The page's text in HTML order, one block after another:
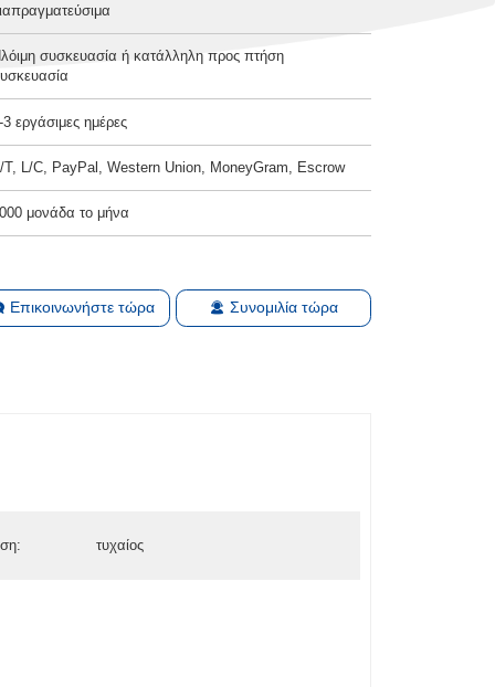
συσκευασία ή κατάλληλη προς πτήση
3 εργάσιμες ημέρες
T, L/C, PayPal, Western Union, MoneyGram, Escrow
μονάδα το μήνα
Επικοινωνήστε τώρα Συνομιλία τώρα
τυχαίος